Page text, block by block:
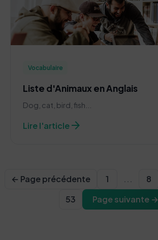
Vocabulaire
Liste d'Animaux en Anglais
Dog, cat, bird, fish...
Lire l'articlearrow_forward
← Page précédente 1 8
53
Page suivante →